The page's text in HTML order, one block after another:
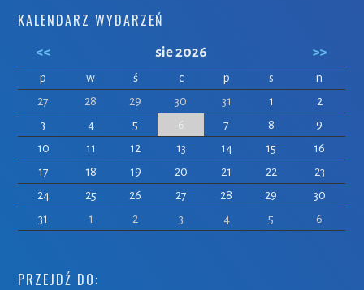
KALENDARZ WYDARZEŃ
<< sie 2026 >>
p w ś c p s
n
27
28 29 30 31 1
2
3
4 5 6 7 8
9
10
11 12 13 14 15
16
17
18 19 20 21 22
23
24
25 26 27 28 29
30
31
1 2 3 4 5 6
PRZEJDŹ DO: